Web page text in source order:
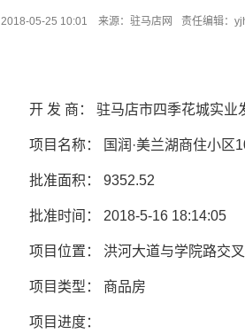
2018-05-25 10:01 来源： 驻马店网 责任编辑：
开 发 商： 驻马店市四季花城实业
项目名称： 国润·美兰湖商住小区
批准面积： 9352.52
批准时间： 2018-5-16 18:14:05
项目位置： 洪河大道与学院路交
项目类型： 商品房
项目进度：